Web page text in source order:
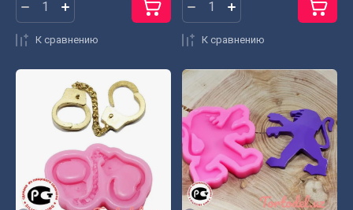
К сравнению К сравнению